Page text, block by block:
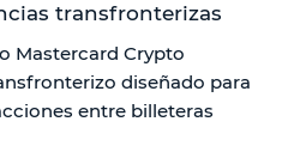
transfronterizas
Mastercard Crypto
diseñado para
entre billeteras